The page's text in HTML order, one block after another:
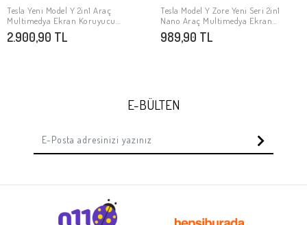
SEPETE EKLE
Tesla Yeni Model Y 2in1 Araç
Multimedya Ekran Koruyucu
Uygulama Aparatlı Zore Premium
Temperli Cam Ekran Koruyucu
2.900,90 TL
SEPETE EKLE
Tesla Model Y Zore Yeni Seri 2in1
Nano Araç Multimedya Ekran
Koruyucu
989,90 TL
E-BÜLTEN